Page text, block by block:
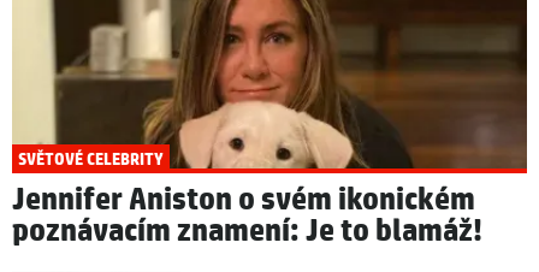
SVĚTOVÉ CELEBRITY
Jennifer Aniston o svém ikonickém
poznávacím znamení: Je to blamáž!